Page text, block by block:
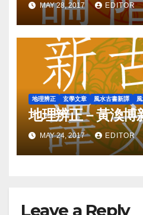
MAY 28, 2017 EDITOR
地理辨正 玄學文章 風水古書新譯
地理辨正－黃渙博
MAY 24, 2017 EDITOR
Leave a Reply